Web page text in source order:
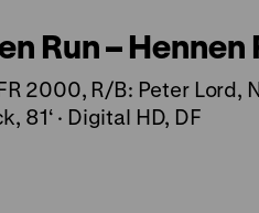
Run – Hennen
2000, R/B: Peter Lord,
81‘ · Digital HD, DF